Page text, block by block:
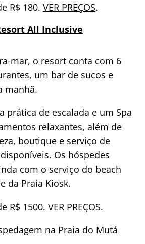
R$ 180. VER PREÇOS.
All Inclusive
mar, o resort conta com 6
um bar de sucos e
manhã.
prática de escalada e um Spa
relaxantes, além de
boutique e serviço de
Os hóspedes
com o serviço do beach
da Praia Kiosk.
R$ 1500. VER PREÇOS.
na Praia do Mutá